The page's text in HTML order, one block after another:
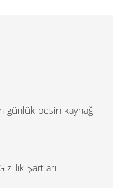
günlük besin kaynağı
Şartları